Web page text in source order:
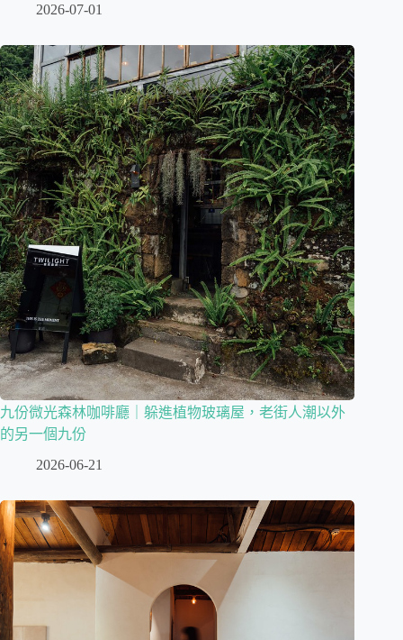
2026-07-01
九份微光森林咖啡廳｜躲進植物玻璃屋，老街人潮以外
的另一個九份
2026-06-21